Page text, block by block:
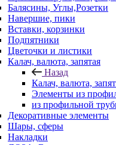
Балясины, Углы,Розетки
Навершие, пики
Вставки, корзинки
Подпятники
Цветочки и листики
Калач, валюта, запятая
Назад
Калач, валюта,
Элементы из
из профильной
Декоративные элементы
Шары, сферы
Накладки